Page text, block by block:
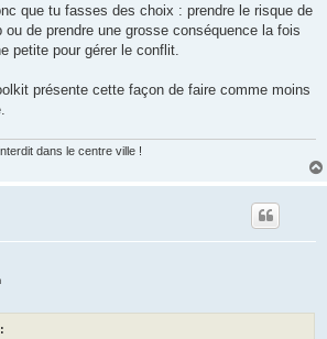
que tu fasses des choix : prendre le risque de
ou de prendre une grosse conséquence la fois
petite pour gérer le conflit.
présente cette façon de faire comme moins
dans le centre ville !